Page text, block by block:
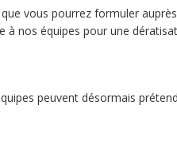
vous pourrez formuler
à nos équipes pour une
peuvent désormais